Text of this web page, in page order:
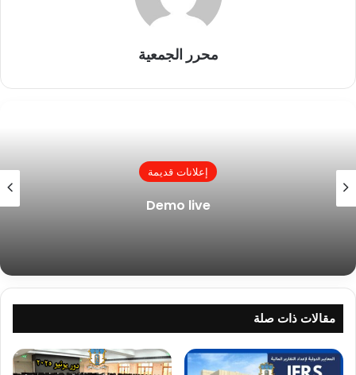
محرر الجمعية
إعلانات قديمة
Demo live
مقالات ذات صلة